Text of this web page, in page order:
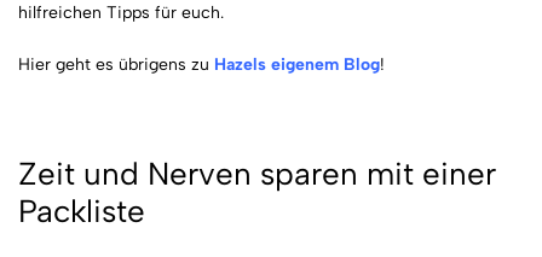
hilfreichen Tipps für euch.
Hier geht es übrigens zu Hazels eigenem Blog!
Zeit und Nerven sparen mit einer
Packliste